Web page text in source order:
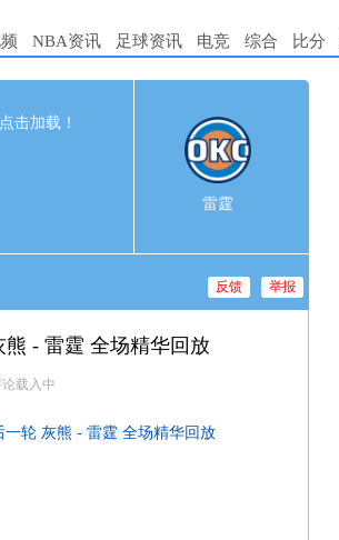
NBA资讯 足球资讯 电竞 综合 比分
击加载！115
雷霆
举报
反馈
- 雷霆 全场精华回放
载入中
轮 灰熊 - 雷霆 全场精华回放